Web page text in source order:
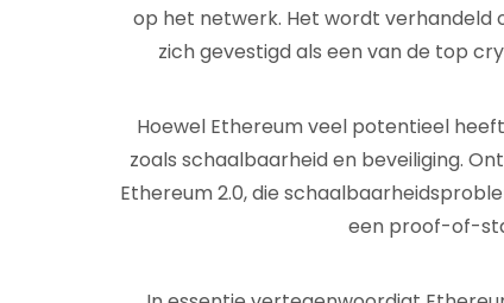
op het netwerk. Het wordt
zich gevestigd als een van de top
Hoewel Ethereum veel potentieel
zoals schaalbaarheid en beveiliging.
Ethereum 2.0, die
een proof-of-